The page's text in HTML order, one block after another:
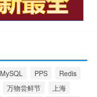
MySQL PPS
Redis
万物尝鲜节
上海